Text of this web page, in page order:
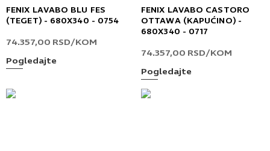
FENIX LAVABO BLU FES
(TEGET) - 680X340 - 0754
74.357,00 RSD/KOM
Pogledajte
FENIX LAVABO CASTORO
OTTAWA (KAPUĆINO) -
680X340 - 0717
74.357,00 RSD/KOM
Pogledajte